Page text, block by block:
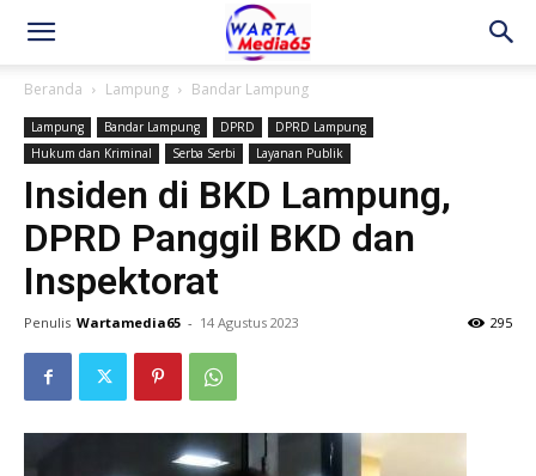
Beranda Lampung Bandar Lampung
Lampung Bandar Lampung DPRD
DPRD Lampung
Hukum dan Kriminal
Serba Serbi Layanan Publik
Insiden di BKD Lampung,
DPRD Panggil BKD dan
Inspektorat
Penulis Wartamedia65 - 14 Agustus 2023 295